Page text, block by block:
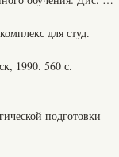
для студ.
1990. 560 с.
подготовки